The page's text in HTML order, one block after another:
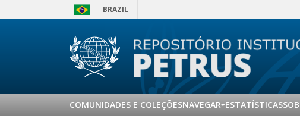
BRAZIL
COMUNIDADES E COLEÇÕESNAVEGAR ESTATÍSTICAS